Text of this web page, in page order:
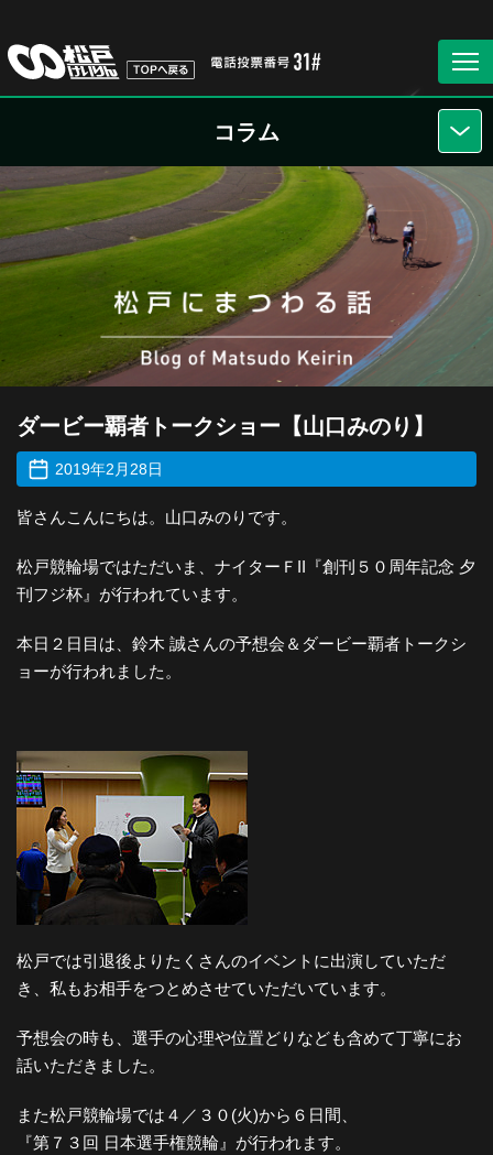
コラム
ダービー覇者トークショー【山口みのり】
2019年2月28日
皆さんこんにちは。山口みのりです。
松戸競輪場ではただいま、ナイターＦII『創刊５０周年記念 夕
刊フジ杯』が行われています。
本日２日目は、鈴木 誠さんの予想会＆ダービー覇者トークシ
ョーが行われました。
松戸では引退後よりたくさんのイベントに出演していただ
き、私もお相手をつとめさせていただいています。
予想会の時も、選手の心理や位置どりなども含めて丁寧にお
話いただきました。
また松戸競輪場では４／３０(火)から６日間、
『第７３回 日本選手権競輪』が行われます。